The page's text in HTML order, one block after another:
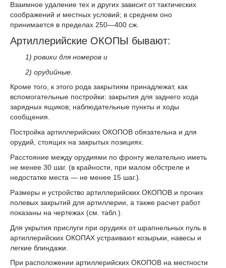
Взаимное удаление тех и других зависит от тактических
соображений и местных условий; в среднем оно
принимается в пределах 250—400 сж.
Артиллерийские ОКОПЫ бывают:
1) ровики для номеров и
2) орудийные.
Кроме того, к этого рода закрытиям принадлежат, как
вспомогательные постройки: закрытия для заднего хода
зарядных ящиков; наблюдательные пункты и ходы
сообщения.
Постройка артиллерийских ОКОПОВ обязательна и для
орудий, стоящих на закрытых позициях.
Расстояние между орудиями по фронту желательно иметь
не менее 30 шаг. (в крайности, при малом обстреле и
недостатке места — не менее 15 шаг.).
Размеры и устройство артиллерийских ОКОПОВ и прочих
полевых закрытий для артиллерии, а также расчет работ
показаны на чертежах (см. табл.).
Для укрытия прислуги при орудиях от шрапнельных пуль в
артиллерийских ОКОПАХ устраивают козырьки, навесы и
легкие блиндажи.
При расположении артиллерийских ОКОПОВ на местности